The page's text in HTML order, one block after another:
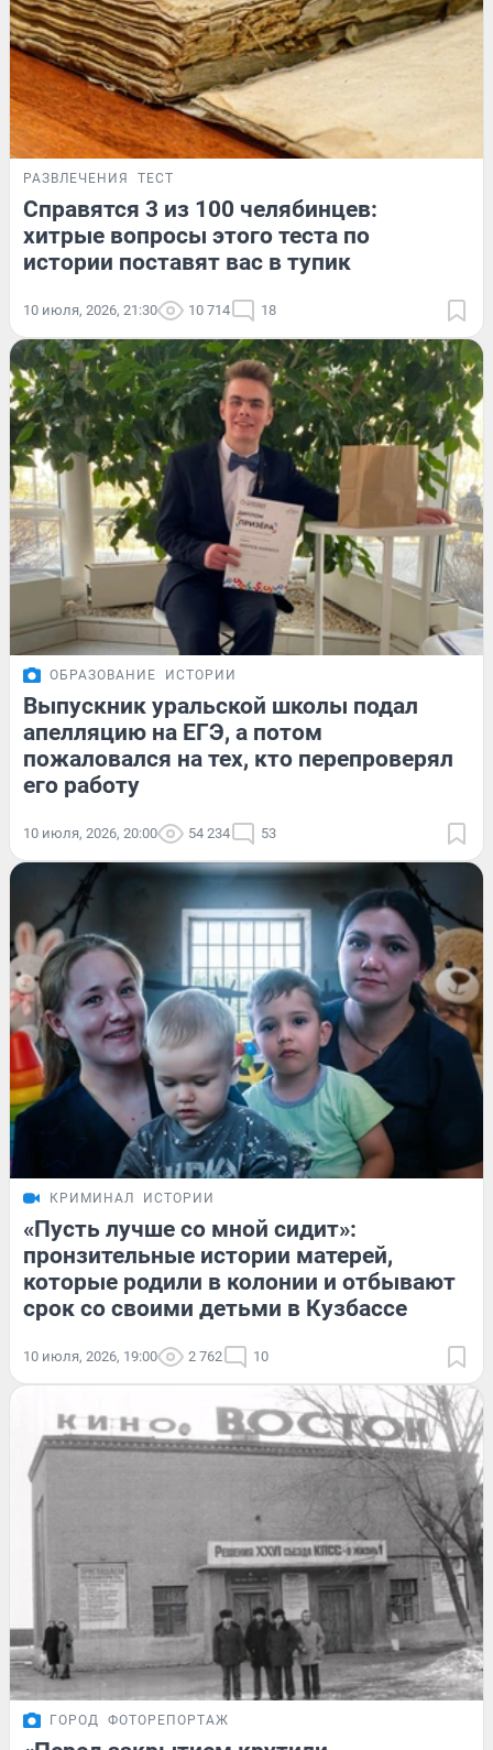
РАЗВЛЕЧЕНИЯ ТЕСТ
Справятся 3 из 100 челябинцев:
хитрые вопросы этого теста по
истории поставят вас в тупик
10 июля, 2026, 21:30 10 714 18
ОБРАЗОВАНИЕ ИСТОРИИ
Выпускник уральской школы подал
апелляцию на ЕГЭ, а потом
пожаловался на тех, кто перепроверял
его работу
10 июля, 2026, 20:00 54 234 53
КРИМИНАЛ ИСТОРИИ
«Пусть лучше со мной сидит»:
пронзительные истории матерей,
которые родили в колонии и отбывают
срок со своими детьми в Кузбассе
10 июля, 2026, 19:00 2 762 10
ГОРОД ФОТОРЕПОРТАЖ